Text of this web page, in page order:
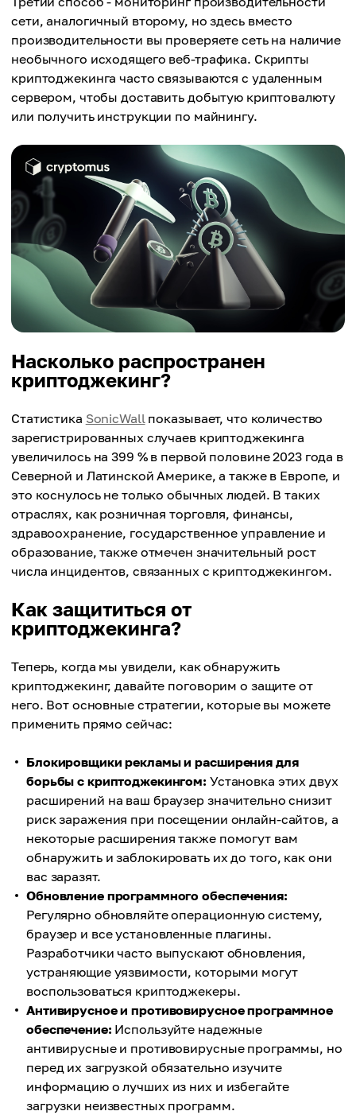
сети, аналогичный второму, но здесь вместо
производительности вы проверяете сеть на наличие
необычного исходящего веб-трафика. Скрипты
криптоджекинга часто связываются с удаленным
сервером, чтобы доставить добытую криптовалюту
или получить инструкции по майнингу.
Насколько распространен
криптоджекинг?
Статистика SonicWallпоказывает, что количество
зарегистрированных случаев криптоджекинга
увеличилось на 399 % в первой половине 2023 года в
Северной и Латинской Америке, а также в Европе, и
это коснулось не только обычных людей. В таких
отраслях, как розничная торговля, финансы,
здравоохранение, государственное управление и
образование, также отмечен значительный рост
числа инцидентов, связанных с криптоджекингом.
Как защититься от
криптоджекинга?
Теперь, когда мы увидели, как обнаружить
криптоджекинг, давайте поговорим о защите от
него. Вот основные стратегии, которые вы можете
применить прямо сейчас:
Блокировщики рекламы и расширения для
борьбы с криптоджекингом: Установка этих двух
расширений на ваш браузер значительно снизит
риск заражения при посещении онлайн-сайтов, а
некоторые расширения также помогут вам
обнаружить и заблокировать их до того, как они
вас заразят.
Обновление программного обеспечения:
Регулярно обновляйте операционную систему,
браузер и все установленные плагины.
Разработчики часто выпускают обновления,
устраняющие уязвимости, которыми могут
воспользоваться криптоджекеры.
Антивирусное и противовирусное программное
обеспечение: Используйте надежные
антивирусные и противовирусные программы, но
перед их загрузкой обязательно изучите
информацию о лучших из них и избегайте
загрузки неизвестных программ.